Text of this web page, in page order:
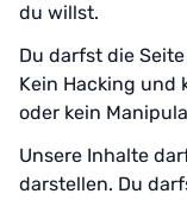
du willst.
Du darfst die
Kein Hacking und
oder kein
Unsere Inhalte
darstellen. Du